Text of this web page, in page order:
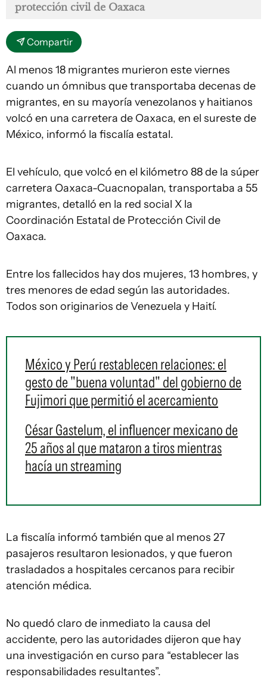
protección civil de Oaxaca
Compartir
Al menos 18 migrantes murieron este viernes
cuando un ómnibus que transportaba decenas de
migrantes, en su mayoría venezolanos y haitianos
volcó en una carretera de Oaxaca, en el sureste de
México, informó la fiscalía estatal.
El vehículo, que volcó en el kilómetro 88 de la súper
carretera Oaxaca-Cuacnopalan, transportaba a 55
migrantes, detalló en la red social X la
Coordinación Estatal de Protección Civil de
Oaxaca.
Entre los fallecidos hay dos mujeres, 13 hombres, y
tres menores de edad según las autoridades.
Todos son originarios de Venezuela y Haití.
México y Perú restablecen relaciones: el
gesto de "buena voluntad" del gobierno de
Fujimori que permitió el acercamiento
César Gastelum, el influencer mexicano de
25 años al que mataron a tiros mientras
hacía un streaming
La fiscalía informó también que al menos 27
pasajeros resultaron lesionados, y que fueron
trasladados a hospitales cercanos para recibir
atención médica.
No quedó claro de inmediato la causa del
accidente, pero las autoridades dijeron que hay
una investigación en curso para “establecer las
responsabilidades resultantes”.